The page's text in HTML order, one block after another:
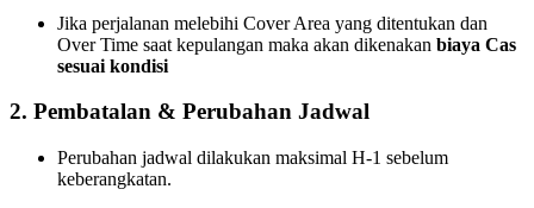
Jika perjalanan melebihi Cover Area yang ditentukan dan
Over Time saat kepulangan maka akan dikenakan biaya Cas
sesuai kondisi
2. Pembatalan & Perubahan Jadwal
Perubahan jadwal dilakukan maksimal H-1 sebelum
keberangkatan.